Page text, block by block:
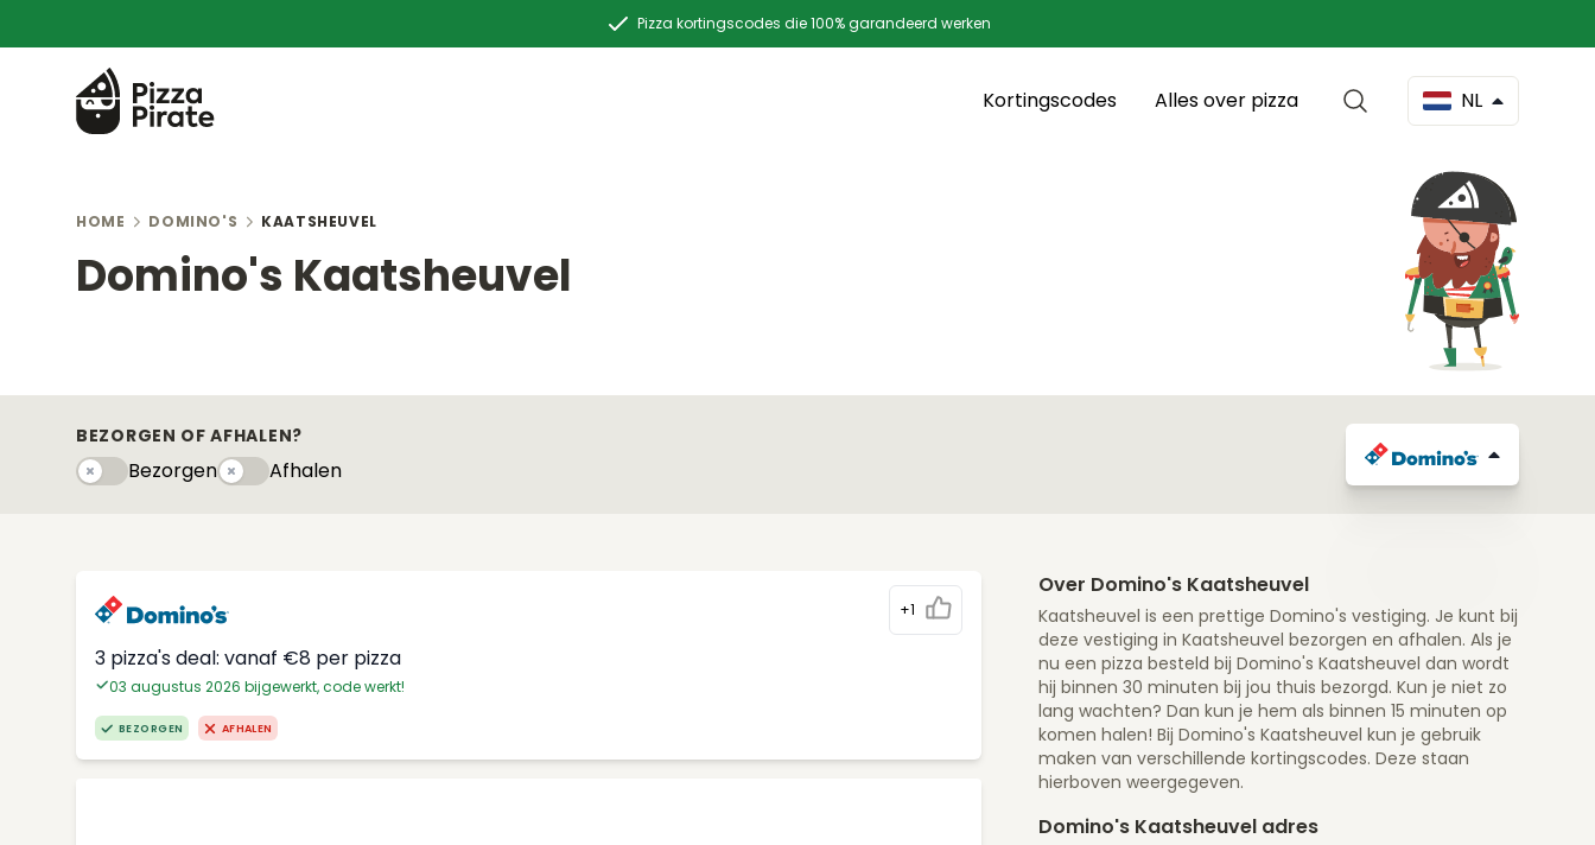
Pizza kortingscodes die 100% garandeerd werken
Kortingscodes Alles over pizza NL
HOME DOMINO'S KAATSHEUVEL
Domino's Kaatsheuvel
BEZORGEN OF AFHALEN?
BezorgenBezorgenAfhalenyAfhalen
+1
3 pizza's deal: vanaf €8 per pizza
03 augustus 2026 bijgewerkt, code werkt!
BEZORGEN AFHALEN
Over Domino's Kaatsheuvel
Kaatsheuvel is een prettige Domino's vestiging. Je kunt bij
deze vestiging in Kaatsheuvel bezorgen en afhalen. Als je
nu een pizza besteld bij Domino's Kaatsheuvel dan wordt
hij binnen 30 minuten bij jou thuis bezorgd. Kun je niet zo
lang wachten? Dan kun je hem als binnen 15 minuten op
komen halen! Bij Domino's Kaatsheuvel kun je gebruik
maken van verschillende kortingscodes. Deze staan
hierboven weergegeven.
Domino's Kaatsheuvel adres